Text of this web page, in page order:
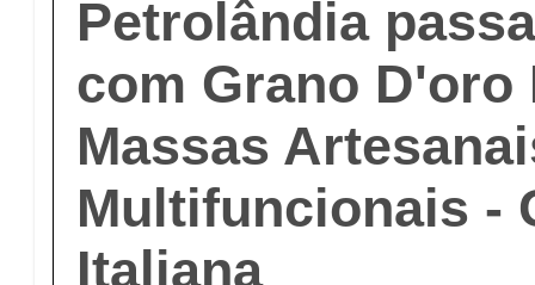
Petrolândia
com Grano D'oro
Massas
Multifuncionais -
Italiana